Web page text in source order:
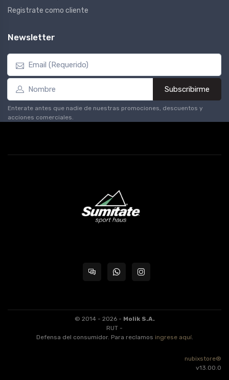
Registrate como cliente
Newsletter
Subscribirme
Enterate antes que nadie de nuestras promociones, descuentos y
acciones comerciales.
© 2014 - 2026 - Molik S.A.
RUT -
Defensa del consumidor. Para reclamos ingrese aquí.
nubixstore®
v13.00.0